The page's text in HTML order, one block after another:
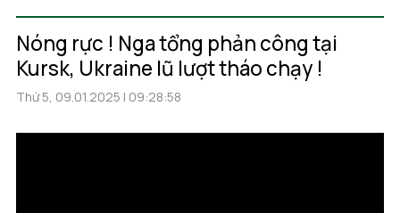
Nóng rực ! Nga tổng phản công tại
Kursk, Ukraine lũ lượt tháo chạy !
Thứ 5, 09.01.2025 | 09:28:58